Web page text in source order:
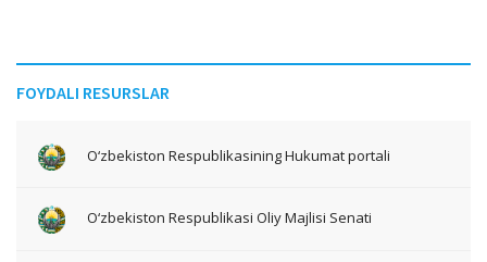
FOYDALI RESURSLAR
O‘zbekiston Respublikasining Hukumat portali
O‘zbekiston Respublikasi Oliy Majlisi Senati